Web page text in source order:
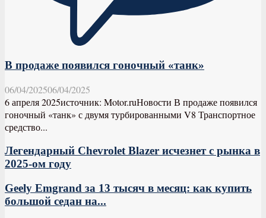
В продаже появился гоночный «танк»
06/04/202506/04/2025
6 апреля 2025источник: Motor.ruНовости В продаже появился
гоночный «танк» с двумя турбированными V8 Транспортное
средство...
Легендарный Chevrolet Blazer исчезнет с рынка в
2025-ом году
Geely Emgrand за 13 тысяч в месяц: как купить
большой седан на...